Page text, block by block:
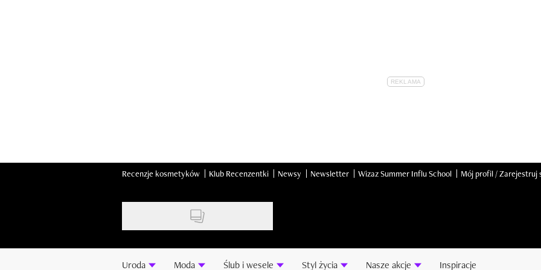
Recenzje kosmetyków Klub Recenzentki Newsy Newsletter Wizaz Summer Influ School Mój profil / Zarejestruj
Uroda Moda Ślub i wesele Styl życia Nasze akcje Inspiracje